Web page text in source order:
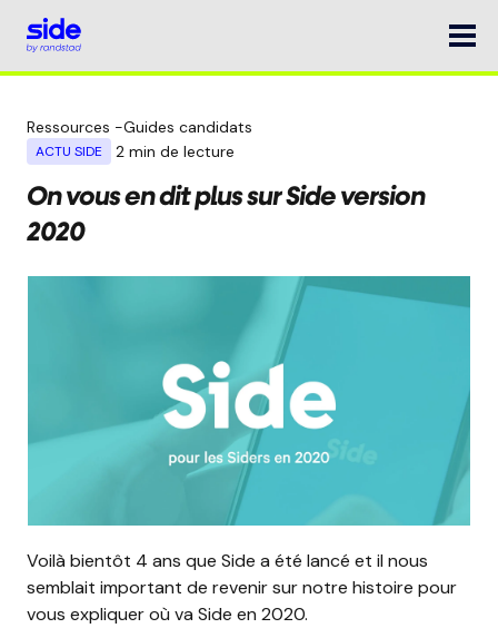
Ressources -Guides candidats
ACTU SIDE 2 min de lecture
On vous en dit plus sur Side version
2020
Voilà bientôt 4 ans que Side a été lancé et il nous
semblait important de revenir sur notre histoire pour
vous expliquer où va Side en 2020.